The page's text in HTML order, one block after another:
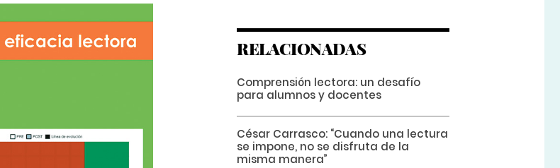
RELACIONADAS
Comprensión lectora: un desafío
para alumnos y docentes
César Carrasco: “Cuando una lectura
se impone, no se disfruta de la
misma manera”